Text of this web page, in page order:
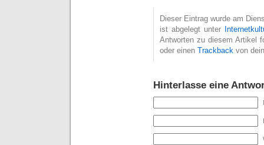
Dieser Eintrag wurde am
ist abgelegt unter
Antworten zu diesem Artikel
oder einen Trackback von
Hinterlasse eine